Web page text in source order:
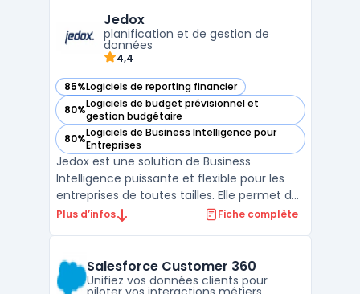
Power BI pour offrir une solution complète
aux entreprise ...
Jedox
planification et de gestion de
données
4,4
85%Logiciels de reporting financier
— voir Jedox dans cette catégorie
80%Logiciels de budget prévisionnel et
gestion budgétaire
— voir Jedox dans cette catégorie
80%Logiciels de Business Intelligence pour
Entreprises
— voir Jedox dans cette catégorie
Jedox est une solution de Business
Intelligence puissante et flexible pour les
entreprises de toutes tailles. Elle permet de
rassembler toutes les données d'une
de performance, et de générer des
reporting financier ...
Plus d’infos Fiche complète
Salesforce Customer 360
Unifiez vos données clients pour